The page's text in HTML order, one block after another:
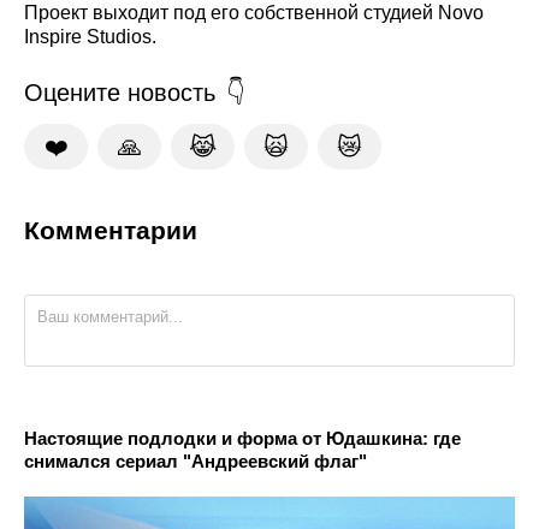
Проект выходит под его собственной студией Novo
Inspire Studios.
Оцените новость
❤️ 🙏 😹 🙀 😿
Комментарии
Настоящие подлодки и форма от Юдашкина: где
снимался сериал "Андреевский флаг"